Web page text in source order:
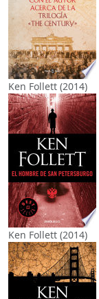
Ken Follett (2014)
Ken Follett (2014)